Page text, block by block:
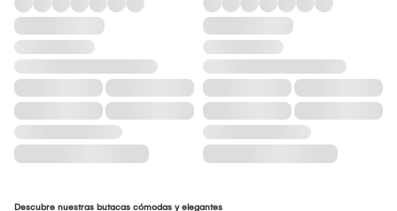
Descubre nuestras butacas cómodas y elegantes